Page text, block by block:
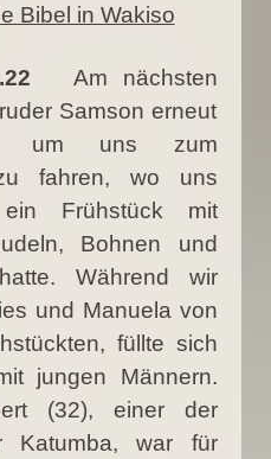
Bibel in Wakiso
Am nächsten
Samson erneut
um uns zum
fahren, wo uns
Frühstück mit
Bohnen und
Während wir
und Manuela von
füllte sich
jungen Männern.
(32), einer der
Katumba, war für